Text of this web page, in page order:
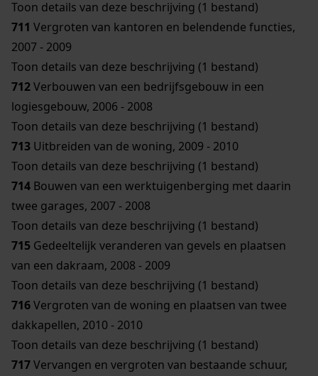
Toon details van deze beschrijving (1 bestand)
711 Vergroten van kantoren en belendende functies,
2007 - 2009
Toon details van deze beschrijving (1 bestand)
712Verbouwen van een bedrijfsgebouw in een
logiesgebouw, 2006 - 2008
Toon details van deze beschrijving (1 bestand)
713 Uitbreiden van de woning, 2009 - 2010
Toon details van deze beschrijving (1 bestand)
714 Bouwen van een werktuigenberging met daarin
twee garages, 2007 - 2008
Toon details van deze beschrijving (1 bestand)
715 Gedeeltelijk veranderen van gevels en plaatsen
van een dakraam, 2008 - 2009
Toon details van deze beschrijving (1 bestand)
716Vergroten van de woning en plaatsen van twee
dakkapellen, 2010 - 2010
Toon details van deze beschrijving (1 bestand)
717Vervangen en vergroten van bestaande schuur,